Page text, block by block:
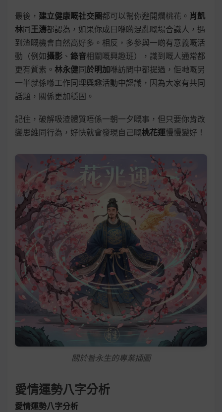
最後， 建立健康嘅社交圈都可以幫你避開爛桃花。 肖凱
林同王濤都認為，如果你成日喺啲混亂嘅場合識人，遇
到渣嘅機會自然高好多。相反，多參與一啲有意義嘅活
動（例如攝影 、 錄音相關嘅興趣班），識到嘅人通常都
更有質素。 林永健同於明加喺訪問中都提過，佢哋嘅另
一半就係喺工作同埋興趣活動中認識，因為大家有共同
話題，關係更加穩固。
記住，破解吸渣體質唔係一朝一夕嘅事，但只要你肯改
變思維同行為，好快就會發現自己嘅桃花運慢慢變好！
關於昝永生的專業插圖
愛情運勢八字分析
愛情運勢八字分析